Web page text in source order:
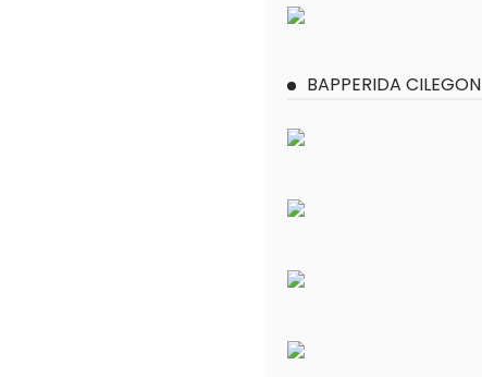
BAPPERIDA CILEGON